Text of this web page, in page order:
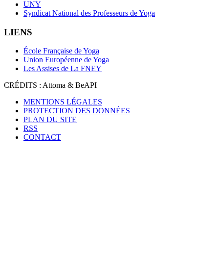
UNY
Syndicat National des Professeurs de Yoga
LIENS
École Française de Yoga
Union Européenne de Yoga
Les Assises de La FNEY
CRÉDITS : Attoma & BeAPI
MENTIONS LÉGALES
PROTECTION DES DONNÉES
PLAN DU SITE
RSS
CONTACT